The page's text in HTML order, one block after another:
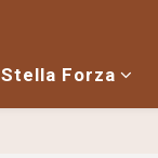
Stella Forza